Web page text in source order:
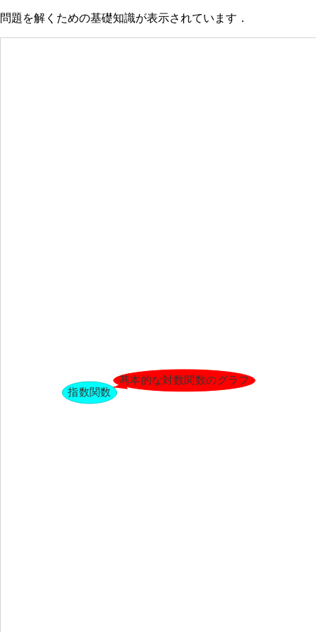
問題を解くための基礎知識が表示されています．